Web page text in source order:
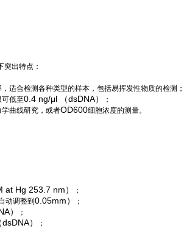
出特点：
适合检测各种类型的样本，包括易挥发性物质的检测；
低至0.4 ng/μl （dsDNA） ；
曲线研究，或者OD600细胞浓度的测量。
at Hg 253.7 nm） ；
动调整到 0.05mm） ；
） ；
） ；